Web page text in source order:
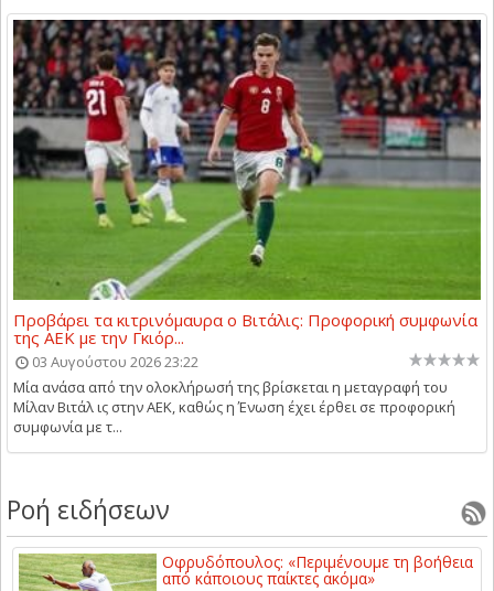
Προβάρει τα κιτρινόμαυρα ο Βιτάλις: Προφορική συμφωνία
της ΑΕΚ με την Γκιόρ...
03 Αυγούστου 2026 23:22
Μία ανάσα από την ολοκλήρωσή της βρίσκεται η μεταγραφή του
Μίλαν Βιτάλ ις στην ΑΕΚ, καθώς η Ένωση έχει έρθει σε προφορική
συμφωνία με τ...
Ροή ειδήσεων
Οφρυδόπουλος: «Περιμένουμε τη βοήθεια
από κάποιους παίκτες ακόμα»